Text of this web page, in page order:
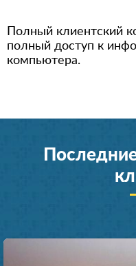
Полный клиентский
полный доступ к
компьютера.